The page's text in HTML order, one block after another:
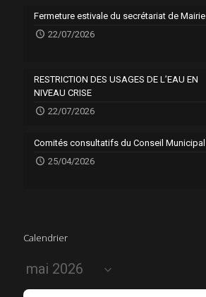
Fermeture estivale du secrétariat de Mairie
22/07/2026
RESTRICTION DES USAGES DE L’EAU EN
NIVEAU CRISE
22/07/2026
Comités consultatifs du Conseil Municipal
25/04/2026
Calendrier